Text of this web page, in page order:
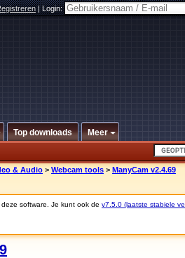
|Login:
Top downloads Meer
& Audio > Webcam tools > ManyCam v2.4.69
software. Je kunt ook de v7.5.0 (laatste stabiele